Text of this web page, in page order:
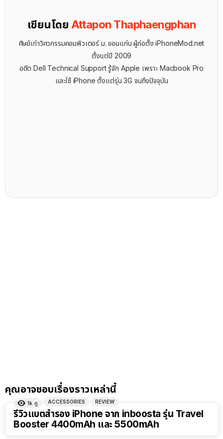
เขียนโดย Attapon Thaphaengphan
ศิษย์เก่าวิศวกรรมคอมพิวเตอร์ ม. ขอนแก่น ผู้ก่อตั้ง iPhoneMod.net
ตั้งแต่ปี 2009
อดีต Dell Technical Support รู้จัก ​Apple เพราะ Macbook Pro
และใช้ iPhone ตั้งแต่รุ่น 3G จนถึงปัจจุบัน
คุณอาจชอบเรื่องราวเหล่านี้
1k ดู ACCESSORIES REVIEW
รีวิวแบตสำรอง iPhone จาก inboosta รุ่น Travel
Booster 4400mAh และ 5500mAh